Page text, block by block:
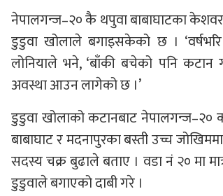
नेपालगन्ज–२० कै थपुवा बाबाघाटका
डुडुवा खोलाले बगाइसकेको छ ।
लोनियाले भने, ‘बाँकी बचेको पनि
अवस्था आउन लागेको छ ।’
डुडुवा खोलाको कटानबाट नेपालगन्ज–२०
बाबाघाट र मदनापुरका बस्ती उच्च
सदस्य चक्र बुढाले बताए । वडा नं २० मा
डुडुवाले बगाएको दाबी गरे ।